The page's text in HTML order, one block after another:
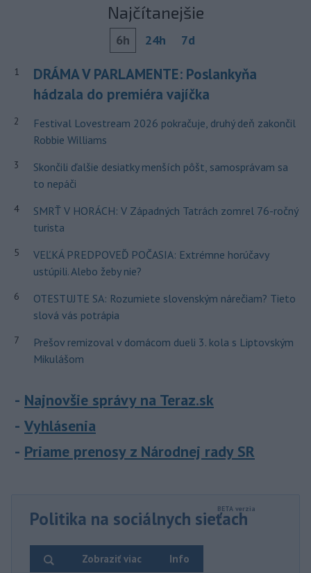
Najčítanejšie
6h 24h 7d
1
DRÁMA V PARLAMENTE: Poslankyňa
hádzala do premiéra vajíčka
2
Festival Lovestream 2026 pokračuje, druhý deň zakončil
Robbie Williams
3
Skončili ďalšie desiatky menších pôšt, samosprávam sa
to nepáči
4
SMRŤ V HORÁCH: V Západných Tatrách zomrel 76-ročný
turista
5
VEĽKÁ PREDPOVEĎ POČASIA: Extrémne horúčavy
ustúpili. Alebo žeby nie?
6
OTESTUJTE SA: Rozumiete slovenským nárečiam? Tieto
slová vás potrápia
7
Prešov remizoval v domácom dueli 3. kola s Liptovským
Mikulášom
Najnovšie správy na Teraz.sk
Vyhlásenia
Priame prenosy z Národnej rady SR
Politika na sociálnych sieťach
Info
Zobraziť viac